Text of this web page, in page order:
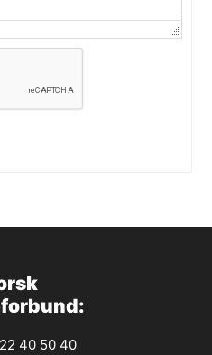
40 50 40